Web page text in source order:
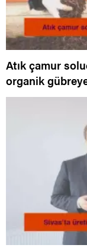
Atık çamur
organik